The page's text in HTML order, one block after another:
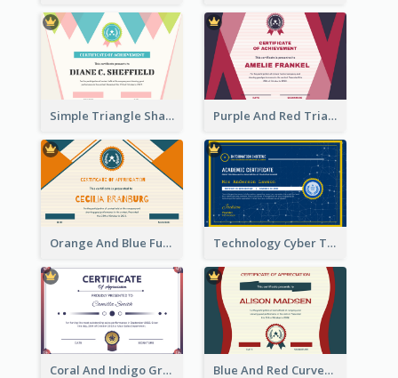
Simple Triangle Shapes Appreciation Certificate Purple And Red Triangles Achievement Certificate
Orange And Blue Fun Triangles Certificate Technology Cyber Theme School Certificate Design
Coral And Indigo Gradient Border Certificate Design Blue And Red Curves Shape Award Certificate